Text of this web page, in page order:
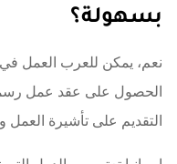
بسهولة؟
نعم، يمكن للعرب العمل
الحصول على عقد عمل
التقديم على تأشيرة العمل